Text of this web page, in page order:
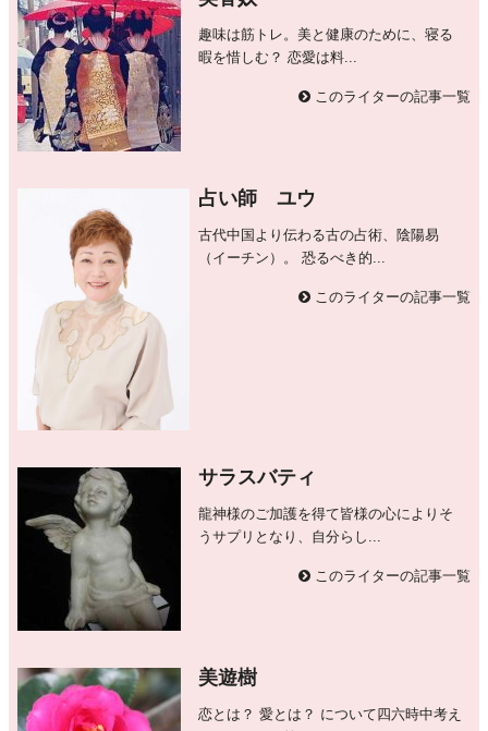
趣味は筋トレ。美と健康のために、寝る
暇を惜しむ？ 恋愛は料...
このライターの記事一覧
占い師 ユウ
古代中国より伝わる古の占術、陰陽易
（イーチン）。 恐るべき的...
このライターの記事一覧
サラスバティ
龍神様のご加護を得て皆様の心によりそ
うサプリとなり、自分らし...
このライターの記事一覧
美遊樹
恋とは？ 愛とは？ について四六時中考え